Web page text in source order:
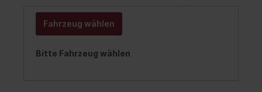
Fahrzeug wählen
Bitte Fahrzeug wählen